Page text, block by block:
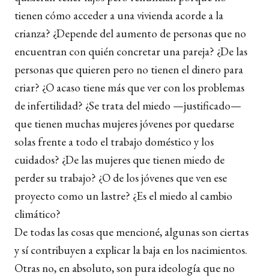
tienen cómo acceder a una vivienda acorde a la
crianza? ¿Depende del aumento de personas que no
encuentran con quién concretar una pareja? ¿De las
personas que quieren pero no tienen el dinero para
criar? ¿O acaso tiene más que ver con los problemas
de infertilidad? ¿Se trata del miedo —justificado—
que tienen muchas mujeres jóvenes por quedarse
solas frente a todo el trabajo doméstico y los
cuidados? ¿De las mujeres que tienen miedo de
perder su trabajo? ¿O de los jóvenes que ven ese
proyecto como un lastre? ¿Es el miedo al cambio
climático?
De todas las cosas que mencioné, algunas son ciertas
y sí contribuyen a explicar la baja en los nacimientos.
Otras no, en absoluto, son pura ideología que no